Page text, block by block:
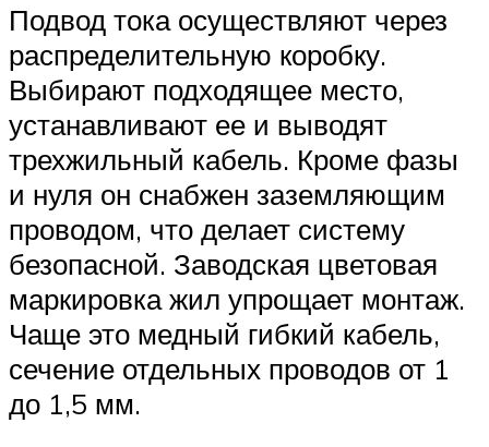
Подвод тока осуществляют через
распределительную коробку.
Выбирают подходящее место,
устанавливают ее и выводят
трехжильный кабель. Кроме фазы
и нуля он снабжен заземляющим
проводом, что делает систему
безопасной. Заводская цветовая
маркировка жил упрощает монтаж.
Чаще это медный гибкий кабель,
сечение отдельных проводов от 1
до 1,5 мм.